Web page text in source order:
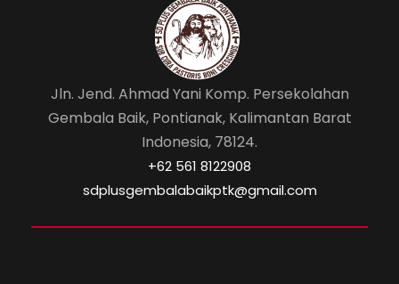
Jln. Jend. Ahmad Yani Komp. Persekolahan
Gembala Baik, Pontianak, Kalimantan Barat
Indonesia, 78124.
‎+62 561 8122908
sdplusgembalabaikptk@gmail.com